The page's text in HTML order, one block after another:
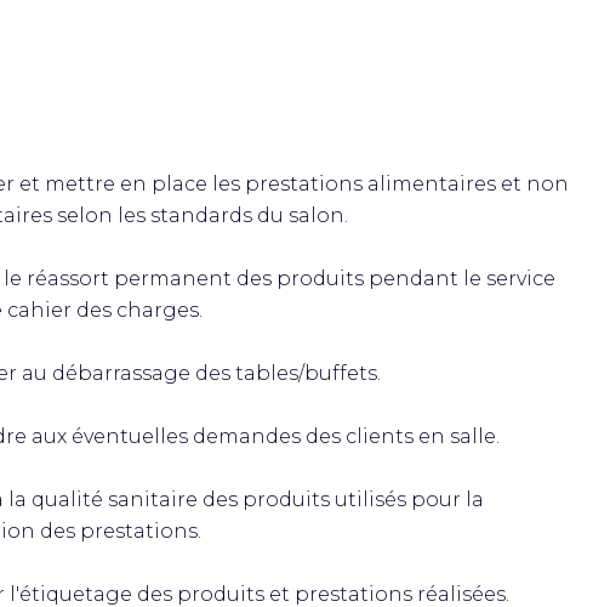
et mettre en place les prestations alimentaires et non
selon les standards du salon.
le réassort permanent des produits pendant le service
cahier des charges.
au débarrassage des tables/buffets.
aux éventuelles demandes des clients en salle.
la qualité sanitaire des produits utilisés pour la
des prestations.
l'étiquetage des produits et prestations réalisées.